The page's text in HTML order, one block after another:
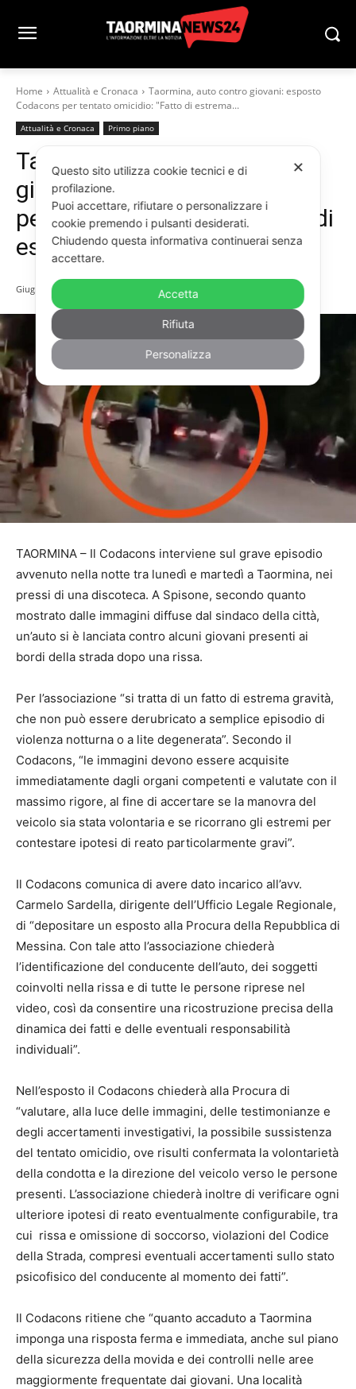
Home Attualità e Cronaca
Taormina, auto contro giovani: esposto
Codacons per tentato omicidio: "Fatto di estrema...
Attualità e Cronaca Primo piano
Taormina, auto contro
giovani: esposto Codacons
per tentato omicidio: “Fatto di
estrema gravità”
Giugno 3, 2026
TAORMINA – Il Codacons interviene sul grave episodio
avvenuto nella notte tra lunedì e martedì a Taormina, nei
pressi di una discoteca. A Spisone, secondo quanto
mostrato dalle immagini diffuse dal sindaco della città,
un’auto si è lanciata contro alcuni giovani presenti ai
bordi della strada dopo una rissa.
Per l’associazione “si tratta di un fatto di estrema gravità,
che non può essere derubricato a semplice episodio di
violenza notturna o a lite degenerata”. Secondo il
Codacons, “le immagini devono essere acquisite
immediatamente dagli organi competenti e valutate con il
massimo rigore, al fine di accertare se la manovra del
veicolo sia stata volontaria e se ricorrano gli estremi per
contestare ipotesi di reato particolarmente gravi”.
Il Codacons comunica di avere dato incarico all’avv.
Carmelo Sardella, dirigente dell’Ufficio Legale Regionale,
di “depositare un esposto alla Procura della Repubblica di
Messina. Con tale atto l’associazione chiederà
l’identificazione del conducente dell’auto, dei soggetti
coinvolti nella rissa e di tutte le persone riprese nel
video, così da consentire una ricostruzione precisa della
dinamica dei fatti e delle eventuali responsabilità
individuali”.
Nell’esposto il Codacons chiederà alla Procura di
“valutare, alla luce delle immagini, delle testimonianze e
degli accertamenti investigativi, la possibile sussistenza
del tentato omicidio, ove risulti confermata la volontarietà
della condotta e la direzione del veicolo verso le persone
presenti. L’associazione chiederà inoltre di verificare ogni
ulteriore ipotesi di reato eventualmente configurabile, tra
cui rissa e omissione di soccorso, violazioni del Codice
della Strada, compresi eventuali accertamenti sullo stato
psicofisico del conducente al momento dei fatti”.
Il Codacons ritiene che “quanto accaduto a Taormina
imponga una risposta ferma e immediata, anche sul piano
della sicurezza della movida e dei controlli nelle aree
maggiormente frequentate dai giovani. Una località
✕
Questo sito utilizza cookie tecnici e di
profilazione.
Puoi accettare, rifiutare o personalizzare i
cookie premendo i pulsanti desiderati.
Chiudendo questa informativa continuerai senza
accettare.
Accetta
Rifiuta
Personalizza